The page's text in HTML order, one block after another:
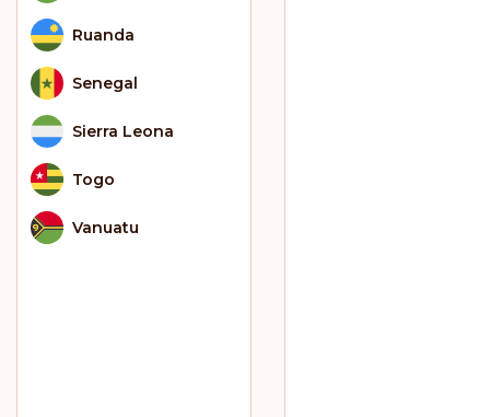
Ruanda
Senegal
Sierra Leona
Togo
Vanuatu